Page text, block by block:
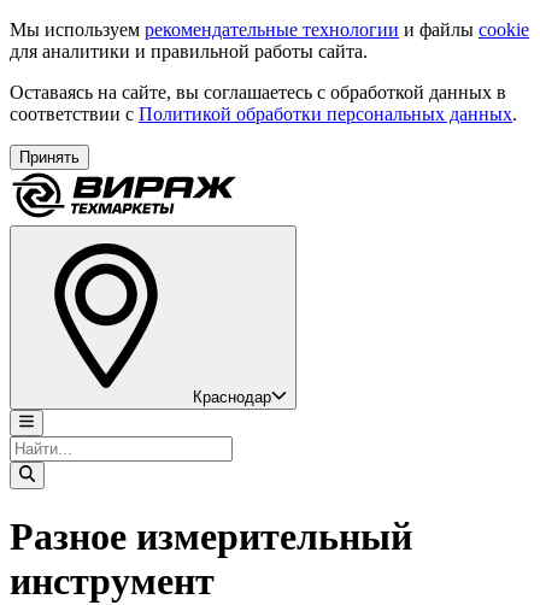
Мы используем рекомендательные технологии и файлы cookie
для аналитики и правильной работы сайта.
Оставаясь на сайте, вы соглашаетесь с обработкой данных в
соответствии с Политикой обработки персональных данных.
Принять
Краснодар
Разное измерительный
инструмент